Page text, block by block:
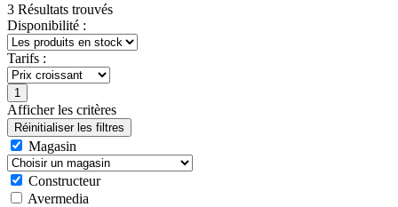
3 Résultats trouvés
Disponibilité :
Tarifs :
Afficher les critères
Magasin
Constructeur
Avermedia